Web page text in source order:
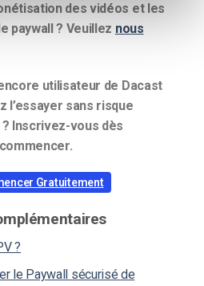
des vidéos et les
paywall ? Veuillez nous
utilisateur de Dacast
l’essayer sans risque
Inscrivez-vous dès
Gratuitement
?
le Paywall sécurisé de